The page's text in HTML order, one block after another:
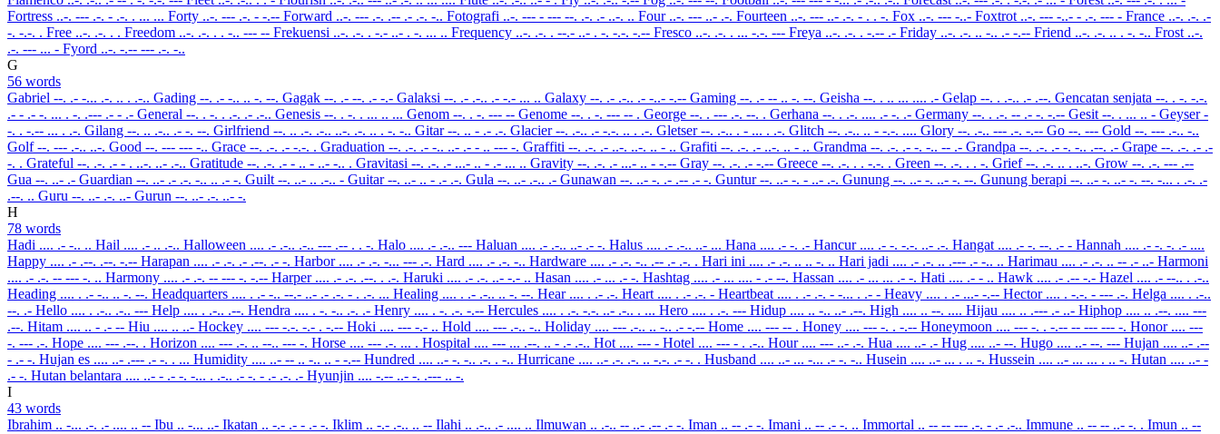
Fortress ..-. --- .-. - .-. . ... ... Forty ..-. --- .-. - -.-- Forward ..-. --- .-. .-- .- .-. -.. Fotografi ..-. --- - --- --. .-. .- ..-. .. Four ..-. --- ..- .-. Fourteen ..-. --- ..- .-. - . . -. Fox ..-. --- -..- Foxtrot ..-. --- -..- - .-. --- - France ..-. .-. .-
-. -.-. . Free ..-. .-. . . Freedom ..-. .-. . . -.. --- -- Frekuensi ..-. .-. . -.- ..- . -. ... .. Frequency ..-. .-. . --.- ..- . -. -.-. -.-- Fresco ..-. .-. . ... -.-. --- Freya ..-. .-. . -.-- .- Friday ..-. .-. .. -.. .- -.-- Friend ..-. .-. .. . -. -.. Frost ..-.
.-. --- ... - Fyord ..-. -.-- --- .-. -..
G
56 words
Gabriel --. .- -... .-. .. . .-.. Gading --. .- -.. .. -. --. Gagak --. .- --. .- -.- Galaksi --. .- .-.. .- -.- ... .. Galaxy --. .- .-.. .- -..- -.-- Gaming --. .- -- .. -. --. Geisha --. . .. ... .... .- Gelap --. . .-.. .- .--. Gencatan senjata --. . -. -.-.
.- - .- -. ... . -. .--- .- - .- General --. . -. . .-. .- .-.. Genesis --. . -. . ... .. ... Genom --. . -. --- -- Genome --. . -. --- -- . George --. . --- .-. --. . Gerhana --. . .-. .... .- -. .- Germany --. . .-. -- .- -. -.-- Gesit --. . ... .. - Geyser-
-. . -.-- ... . .-. Gilang --. .. .-.. .- -. --. Girlfriend --. .. .-. .-.. ..-. .-. .. . -. -.. Gitar--. .. - .- .-. Glacier--. .-.. .- -.-. .. . .-. Gletser--. .-.. . - ... . .-. Glitch --. .-.. .. - -.-. .... Glory --. .-.. --- .-. -.-- Go --. --- Gold --. --- .-.. -..
Golf--. --- .-.. ..-. Good --. --- --- -.. Grace --. .-. .- -.-. . Graduation --. .-. .- -.. ..- .- - .. --- -. Graffiti --. .-. .- ..-. ..-. .. - .. Grafiti --. .-. .- ..-. .. - .. Grandma --. .-. .- -. -.. -- .- Grandpa --. .-. .- -. -.. .--. .- Grape --. .-. .- .-
-. . Grateful --. .-. .- - . ..-. ..- .-.. Gratitude --. .-. .- - .. - ..- -.. . Gravitasi --. .-. .- ...- .. - .- ... .. Gravity --. .-. .- ...- .. - -.-- Gray --. .-. .- -.-- Greece --. .-. . . -.-. . Green --. .-. . . -. Grief--. .-. .. . ..-. Grow --. .-. --- .--
Gua --. ..- .- Guardian --. ..- .- .-. -.. .. .- -. Guilt --. ..- .. .-.. - Guitar--. ..- .. - .- .-. Gula --. ..- .-.. .- Gunawan --. ..- -. .- .-- .- -. Guntur--. ..- -. - ..- .-. Gunung --. ..- -. ..- -. --. Gunung berapi --. ..- -. ..- -. --. -... . .-. .-
.--. .. Guru --. ..- .-. ..- Gurun --. ..- .-. ..- -.
H
78 words
Hadi .... .- -.. .. Hail .... .- .. .-.. Halloween .... .- .-.. .-.. --- .-- . . -. Halo .... .- .-.. --- Haluan .... .- .-.. ..- .- -. Halus .... .- .-.. ..- ... Hana .... .- -. .- Hancur .... .- -. -.-. ..- .-. Hangat .... .- -. --. .- - Hannah .... .- -. -. .- ....
Happy .... .- .--. .--. -.-- Harapan .... .- .-. .- .--. .- -. Harbor .... .- .-. -... --- .-. Hard .... .- .-. -.. Hardware .... .- .-. -.. .-- .- .-. . Hari ini .... .- .-. .. .. -. .. Hari jadi .... .- .-. .. .--- .- -.. .. Harimau .... .- .-. .. -- .- ..- Harmoni
.... .- .-. -- --- -. .. Harmony .... .- .-. -- --- -. -.-- Harper .... .- .-. .--. . .-. Haruki .... .- .-. ..- -.- .. Hasan .... .- ... .- -. Hashtag .... .- ... .... - .- --. Hassan .... .- ... ... .- -. Hati .... .- - .. Hawk .... .- .-- -.- Hazel .... .- --.. . .-..
Heading .... . .- -.. .. -. --. Headquarters .... . .- -.. --.- ..- .- .-. - . .-. ... Healing .... . .- .-.. .. -. --. Hear .... . .- .-. Heart .... . .- .-. - Heartbeat .... . .- .-. - -... . .- - Heavy .... . .- ...- -.-- Hector .... . -.-. - --- .-. Helga .... . .-..
--. .- Hello .... . .-.. .-.. --- Help .... . .-.. .--. Hendra .... . -. -.. .-. .- Henry .... . -. .-. -.-- Hercules .... . .-. -.-. ..- .-.. . ... Hero .... . .-. --- Hidup .... .. -.. ..- .--. High .... .. --. .... Hijau .... .. .--- .- ..- Hiphop .... .. .--. .... ---
.--. Hitam .... .. - .- -- Hiu .... .. ..- Hockey .... --- -.-. -.- . -.-- Hoki .... --- -.- .. Hold .... --- .-.. -.. Holiday .... --- .-.. .. -.. .- -.-- Home .... --- -- . Honey .... --- -. . -.-- Honeymoon .... --- -. . -.-- -- --- --- -. Honor .... ---
-. --- .-. Hope .... --- .--. . Horizon .... --- .-. .. --.. --- -. Horse .... --- .-. ... . Hospital .... --- ... .--. .. - .- .-.. Hot .... --- - Hotel .... --- - . .-.. Hour .... --- ..- .-. Hua .... ..- .- Hug .... ..- --. Hugo .... ..- --. --- Hujan .... ..- .--
- .- -. Hujan es .... ..- .--- .- -. . ... Humidity .... ..- -- .. -.. .. - -.-- Hundred .... ..- -. -.. .-. . -.. Hurricane .... ..- .-. .-. .. -.-. .- -. . Husband .... ..- ... -... .- -. -.. Husein .... ..- ... . .. -. Hussein .... ..- ... ... . .. -. Hutan .... ..- -
.- -. Hutan belantara .... ..- - .- -. -... . .-.. .- -. - .- .-. .- Hyunjin .... -.-- ..- -. .--- .. -.
I
43 words
Ibrahim .. -... .-. .- .... .. -- Ibu .. -... ..- Ikatan .. -.- .- - .- -. Iklim .. -.- .-.. .. -- Ilahi .. .-.. .- .... .. Ilmuwan .. .-.. -- ..- .-- .- -. Iman .. -- .- -. Imani .. -- .- -. .. Immortal .. -- -- --- .-. - .- .-.. Immune .. -- -- ..- -. . Imun .. --